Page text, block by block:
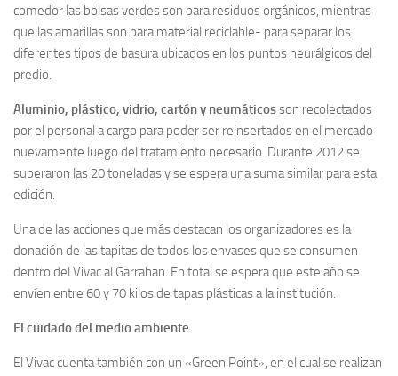
comedor las bolsas verdes son para residuos orgánicos, mientras
que las amarillas son para material reciclable- para separar los
diferentes tipos de basura ubicados en los puntos neurálgicos del
predio.
Aluminio, plástico, vidrio, cartón y neumáticosson recolectados
por el personal a cargo para poder ser reinsertados en el mercado
nuevamente luego del tratamiento necesario. Durante 2012 se
superaron las 20 toneladas y se espera una suma similar para esta
edición.
Una de las acciones que más destacan los organizadores es la
donación de las tapitas de todos los envases que se consumen
dentro del Vivac al Garrahan. En total se espera que este año se
envíen entre 60 y 70 kilos de tapas plásticas a la institución.
El cuidado del medio ambiente
El Vivac cuenta también con un «Green Point», en el cual se realizan